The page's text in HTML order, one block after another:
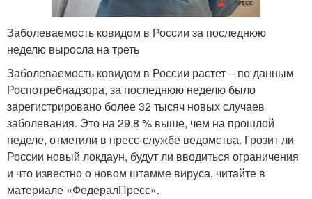
Заболеваемость ковидом в России за последнюю
неделю выросла на треть
Заболеваемость ковидом в России растет – по данным
Роспотребнадзора, за последнюю неделю было
зарегистрировано более 32 тысяч новых случаев
заболевания. Это на 29,8 % выше, чем на прошлой
неделе, отметили в пресс-службе ведомства. Грозит ли
России новый локдаун, будут ли вводиться ограничения
и что известно о новом штамме вируса, читайте в
материале «ФедералПресс».